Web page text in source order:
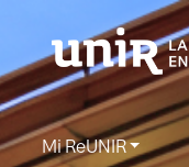
Mi ReUNIR